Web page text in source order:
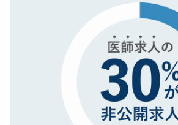
で、機密保持に関してもご